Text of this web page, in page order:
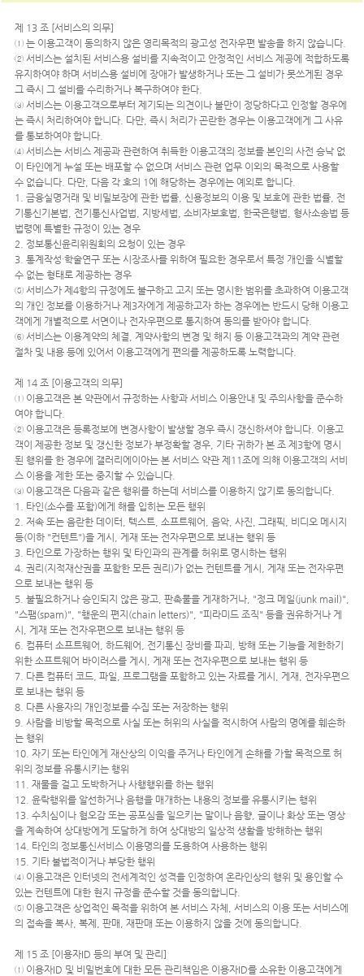
제 13 조 [서비스의 의무]
① 는 이용고객이 동의하지 않은 영리목적의 광고성 전자우편 발송을 하지 않습니다.
② 서비스는 설치된 서비스용 설비를 지속적이고 안정적인 서비스 제공에 적합하도록
유지하여야 하며 서비스용 설비에 장애가 발생하거나 또는 그 설비가 못쓰게된 경우
그 즉시 그 설비를 수리하거나 복구하여야 한다.
③ 서비스는 이용고객으로부터 제기되는 의견이나 불만이 정당하다고 인정할 경우에
는 즉시 처리하여야 합니다. 다만, 즉시 처리가 곤란한 경우는 이용고객에게 그 사유
를 통보하여야 합니다.
④ 서비스는 서비스 제공과 관련하여 취득한 이용고객의 정보를 본인의 사전 승낙 없
이 타인에게 누설 또는 배포할 수 없으며 서비스 관련 업무 이외의 목적으로 사용할
수 없습니다. 다만, 다음 각 호의 1에 해당하는 경우에는 예외로 합니다.
1. 금융실명거래 및 비밀보장에 관한 법률, 신용정보의 이용 및 보호에 관한 법률, 전
기통신기본법, 전기통신사업법, 지방세법, 소비자보호법, 한국은행법, 형사소송법 등
법령에 특별한 규정이 있는 경우
2. 정보통신윤리위원회의 요청이 있는 경우
3. 통계작성·학술연구 또는 시장조사를 위하여 필요한 경우로서 특정 개인을 식별할
수 없는 형태로 제공하는 경우
⑤ 서비스가 제4항의 규정에도 불구하고 고지 또는 명시한 범위를 초과하여 이용고객
의 개인 정보를 이용하거나 제3자에게 제공하고자 하는 경우에는 반드시 당해 이용고
객에게 개별적으로 서면이나 전자우편으로 통지하여 동의를 받아야 합니다.
⑥ 서비스는 이용계약의 체결, 계약사항의 변경 및 해지 등 이용고객과의 계약 관련
절차 및 내용 등에 있어서 이용고객에게 편의를 제공하도록 노력합니다.
제 14 조 [이용고객의 의무]
① 이용고객은 본 약관에서 규정하는 사항과 서비스 이용안내 및 주의사항을 준수하
여야 합니다.
② 이용고객은 등록정보에 변경사항이 발생할 경우 즉시 갱신하셔야 합니다. 이용고
객이 제공한 정보 및 갱신한 정보가 부정확할 경우, 기타 귀하가 본 조 제3항에 명시
된 행위를 한 경우에 갤러리에이아는 본 서비스 약관 제11조에 의해 이용고객의 서비
스 이용을 제한 또는 중지할 수 있습니다.
③ 이용고객은 다음과 같은 행위를 하는데 서비스를 이용하지 않기로 동의합니다.
1. 타인(소수를 포함)에게 해를 입히는 모든 행위
2. 저속 또는 음란한 데이터, 텍스트, 소프트웨어, 음악, 사진, 그래픽, 비디오 메시지
등(이하 "컨텐트")을 게시, 게재 또는 전자우편으로 보내는 행위 등
3. 타인으로 가장하는 행위 및 타인과의 관계를 허위로 명시하는 행위
4. 권리(지적재산권을 포함한 모든 권리)가 없는 컨텐트를 게시, 게재 또는 전자우편
으로 보내는 행위 등
5. 불필요하거나 승인되지 않은 광고, 판촉물을 게재하거나, "정크 메일(junk mail)",
"스팸(spam)", "행운의 편지(chain letters)", "피라미드 조직" 등을 권유하거나 게
시, 게재 또는 전자우편으로 보내는 행위 등
6. 컴퓨터 소프트웨어, 하드웨어, 전기통신 장비를 파괴, 방해 또는 기능을 제한하기
위한 소프트웨어 바이러스를 게시, 게재 또는 전자우편으로 보내는 행위 등
7. 다른 컴퓨터 코드, 파일, 프로그램을 포함하고 있는 자료를 게시, 게재, 전자우편으
로 보내는 행위 등
8. 다른 사용자의 개인정보를 수집 또는 저장하는 행위
9. 사람을 비방할 목적으로 사실 또는 허위의 사실을 적시하여 사람의 명예를 훼손하
는 행위
10. 자기 또는 타인에게 재산상의 이익을 주거나 타인에게 손해를 가할 목적으로 허
위의 정보를 유통시키는 행위
11. 재물을 걸고 도박하거나 사행행위를 하는 행위
12. 윤락행위를 알선하거나 음행을 매개하는 내용의 정보를 유통시키는 행위
13. 수치심이나 혐오감 또는 공포심을 일으키는 말이나 음향, 글이나 화상 또는 영상
을 계속하여 상대방에게 도달하게 하여 상대방의 일상적 생활을 방해하는 행위
14. 타인의 정보통신서비스 이용명의를 도용하여 사용하는 행위
15. 기타 불법적이거나 부당한 행위
④ 이용고객은 인터넷의 전세계적인 성격을 인정하여 온라인상의 행위 및 용인할 수
있는 컨텐트에 대한 현지 규정을 준수할 것을 동의합니다.
⑤ 이용고객은 상업적인 목적을 위하여 본 서비스 자체, 서비스의 이용 또는 서비스에
의 접속을 복사, 복제, 판매, 재판매 또는 이용하지 않을 것에 동의합니다.
제 15 조 [이용자ID 등의 부여 및 관리]
① 이용자ID 및 비밀번호에 대한 모든 관리책임은 이용자ID를 소유한 이용고객에게